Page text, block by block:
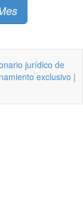
jurídico de
exclusivo |